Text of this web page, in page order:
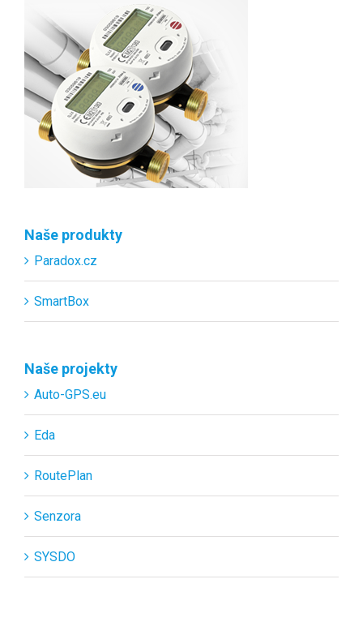
Naše produkty
Paradox.cz
SmartBox
Naše projekty
Auto-GPS.eu
Eda
RoutePlan
Senzora
SYSDO